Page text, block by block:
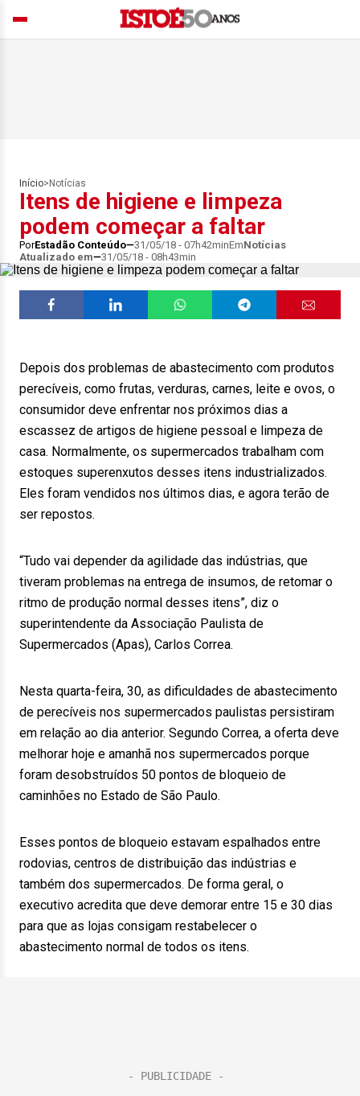
Início> Notícias
Itens de higiene e limpeza
podem começar a faltar
PorEstadão Conteúdo 31/05/18 - 07h42minEmNotícias
Atualizado em
31/05/18 - 08h43min
Depois dos problemas de abastecimento com produtos
perecíveis, como frutas, verduras, carnes, leite e ovos, o
consumidor deve enfrentar nos próximos dias a
escassez de artigos de higiene pessoal e limpeza de
casa. Normalmente, os supermercados trabalham com
estoques superenxutos desses itens industrializados.
Eles foram vendidos nos últimos dias, e agora terão de
ser repostos.
“Tudo vai depender da agilidade das indústrias, que
tiveram problemas na entrega de insumos, de retomar o
ritmo de produção normal desses itens”, diz o
superintendente da Associação Paulista de
Supermercados (Apas), Carlos Correa.
Nesta quarta-feira, 30, as dificuldades de abastecimento
de perecíveis nos supermercados paulistas persistiram
em relação ao dia anterior. Segundo Correa, a oferta deve
melhorar hoje e amanhã nos supermercados porque
foram desobstruídos 50 pontos de bloqueio de
caminhões no Estado de São Paulo.
Esses pontos de bloqueio estavam espalhados entre
rodovias, centros de distribuição das indústrias e
também dos supermercados. De forma geral, o
executivo acredita que deve demorar entre 15 e 30 dias
para que as lojas consigam restabelecer o
abastecimento normal de todos os itens.